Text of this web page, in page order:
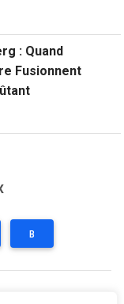
: Quand
Fusionnent
B